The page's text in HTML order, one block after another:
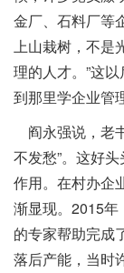
金厂、石料厂等
上山栽树，不是
理的人才。”这
到那里学企业管
阎永强说，老
不发愁”。这好
作用。在村办企
渐显现。2015
的专家帮助完成
落后产能，当时